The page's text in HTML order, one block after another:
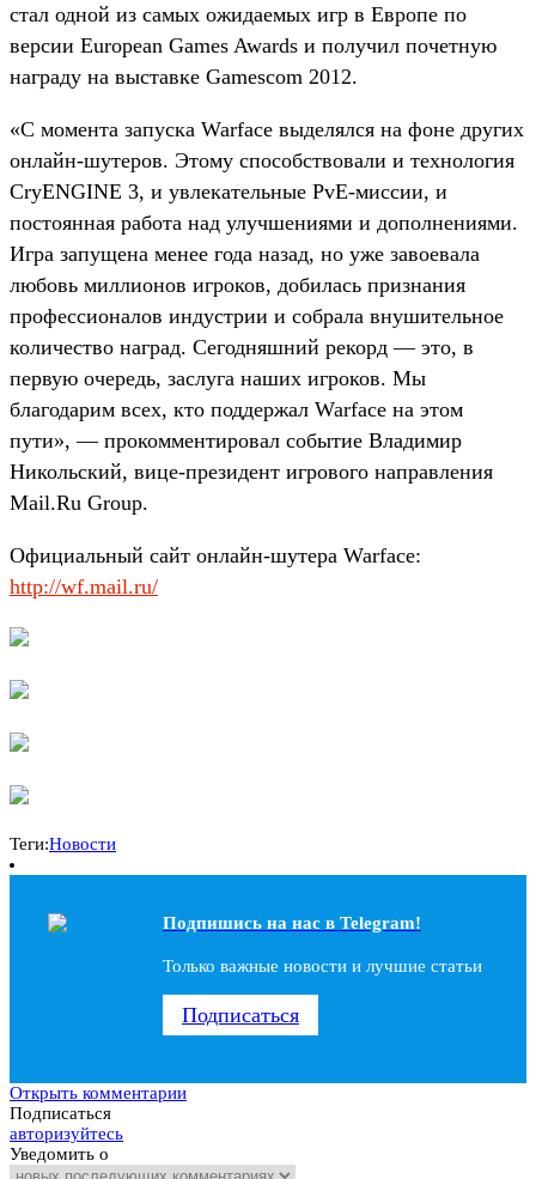
стал одной из самых ожидаемых игр в Европе по
версии European Games Awards и получил почетную
награду на выставке Gamescom 2012.
«С момента запуска Warface выделялся на фоне других
онлайн-шутеров. Этому способствовали и технология
CryENGINE 3, и увлекательные PvE-миссии, и
постоянная работа над улучшениями и дополнениями.
Игра запущена менее года назад, но уже завоевала
любовь миллионов игроков, добилась признания
профессионалов индустрии и собрала внушительное
количество наград. Сегодняшний рекорд — это, в
первую очередь, заслуга наших игроков. Мы
благодарим всех, кто поддержал Warface на этом
пути», — прокомментировал событие Владимир
Никольский, вице-президент игрового направления
Mail.Ru Group.
Официальный сайт онлайн-шутера Warface:
http://wf.mail.ru/
Теги:Новости
Подпишись на наc в Telegram!
Только важные новости и лучшие статьи
Подписаться
Открыть комментарии
Подписаться
авторизуйтесь
Уведомить о